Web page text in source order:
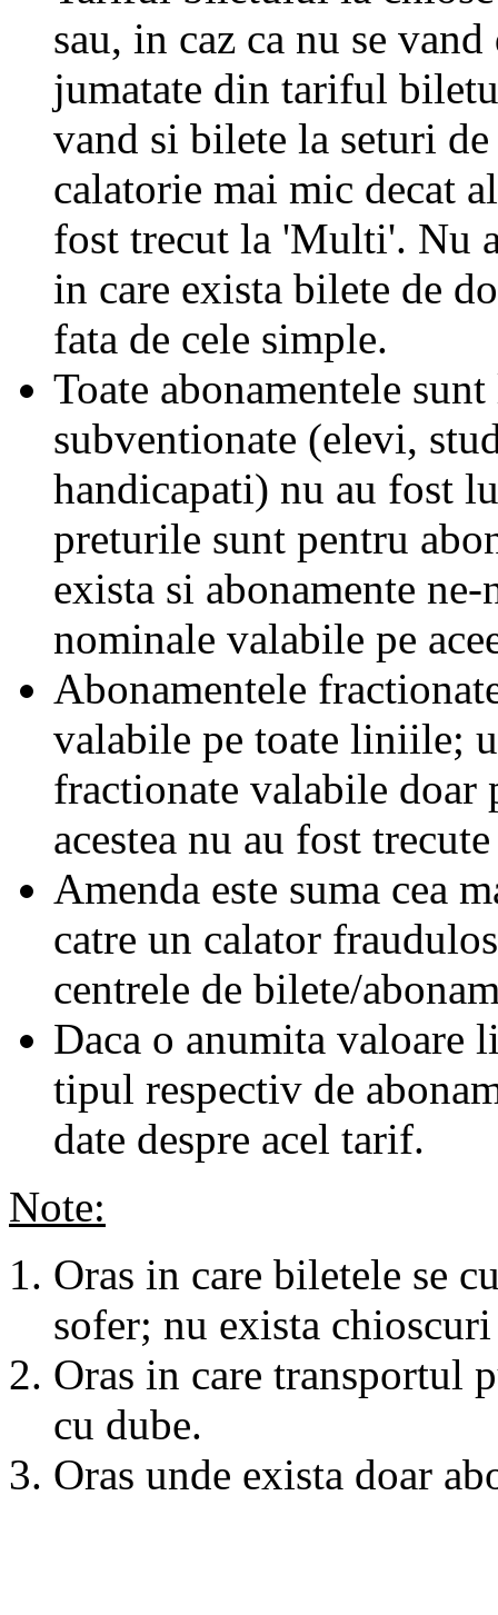
sau, in caz ca nu se
jumatate din tariful
vand si bilete la seturi
calatorie mai mic decat
fost trecut la 'Multi'. Nu
in care exista bilete de
fata de cele simple.
Toate abonamentele
subventionate (elevi,
handicapati) nu au fost
preturile sunt pentru
exista si abonamente
nominale valabile pe
Abonamentele
valabile pe toate liniile;
fractionate valabile doar
acestea nu au fost
Amenda este suma cea
catre un calator
centrele de bilete/
Daca o anumita valoare
tipul respectiv de
date despre acel tarif.
Note:
Oras in care biletele se
sofer; nu exista
Oras in care transportul
cu dube.
Oras unde exista doar